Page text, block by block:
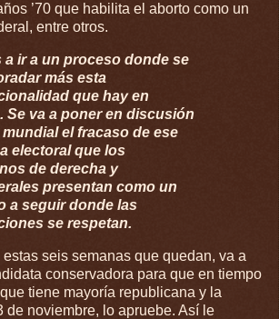
’70 que habilita el aborto como un
entre otros.
a ir a un proceso donde se
más esta
que hay en
Se va a poner en discusión
el fracaso de ese
electoral que los
de derecha y
presentan como un
a seguir donde las
se respetan.
seis semanas que quedan, va a
conservadora para que en tiempo
tiene mayoría republicana y la
de noviembre, lo apruebe. Así le